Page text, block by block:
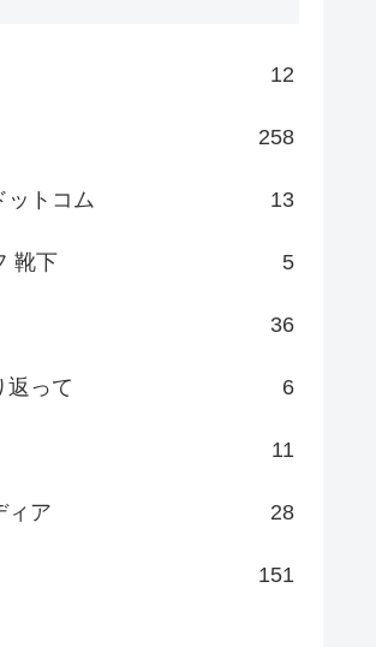
12
258
ットコム 13
靴下 5
36
返って 6
11
ィア 28
151